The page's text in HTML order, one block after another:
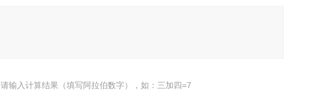
请输入计算结果（填写阿拉伯数字），如：三加四=7